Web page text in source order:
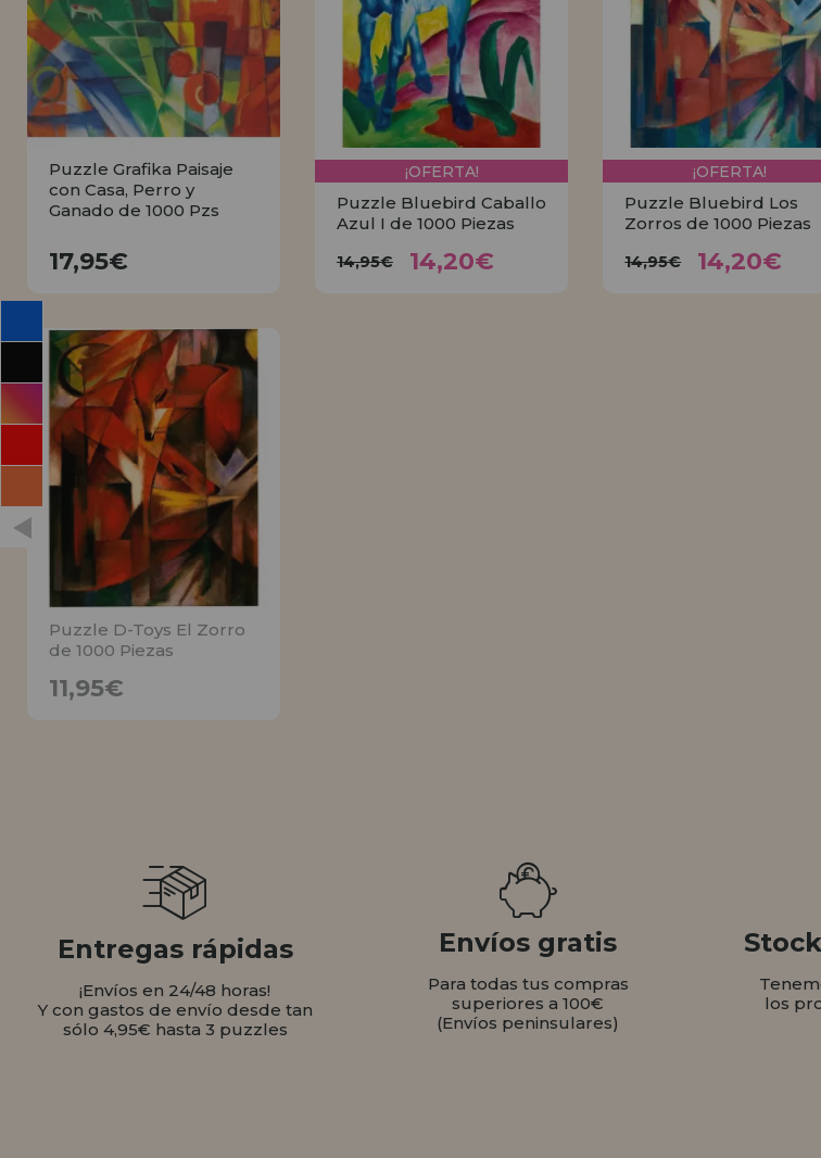
INFORMACIÓN
955 333 133
info@casadelpuzzle.com
Puzzle Grafika Paisaje
con Casa, Perro y
Ganado de 1000 Pzs
17,95€
¡OFERTA!
Puzzle Bluebird Caballo
Azul I de 1000 Piezas
14,95€ 14,20€
¡OFERTA!
Puzzle Bluebird Los
Zorros de 1000 Piezas
14,95€ 14,20€
Puzzle D-Toys El Zorro
de 1000 Piezas
11,95€
Entregas rápidas
¡Envíos en 24/48 horas!
Y con gastos de envío desde tan
sólo 4,95€ hasta 3 puzzles
Envíos gratis
Para todas tus compras
superiores a 100€
(Envíos peninsulares)
los